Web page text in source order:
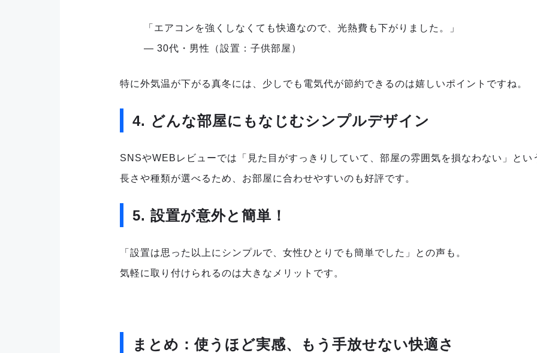
「エアコンを強くしなくても快適なので、光熱費も下がりました。」
— 30代・男性（設置：子供部屋）
特に外気温が下がる真冬には、少しでも電気代が節約できるのは嬉しいポイントですね。
4. どんな部屋にもなじむシンプルデザイン
SNSやWEBレビューでは「見た目がすっきりしていて、部屋の雰囲気を損なわない」とい
長さや種類が選べるため、お部屋に合わせやすいのも好評です。
5. 設置が意外と簡単！
「設置は思った以上にシンプルで、女性ひとりでも簡単でした」との声も。
気軽に取り付けられるのは大きなメリットです。
まとめ：使うほど実感、もう手放せない快適さ